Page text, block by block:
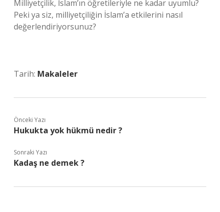
Milliyetçilik, İslam’ın öğretileriyle ne kadar uyumlu?
Peki ya siz, milliyetçiliğin İslam’a etkilerini nasıl
değerlendiriyorsunuz?
Tarih: Makaleler
Önceki Yazı
Hukukta yok hükmü nedir ?
Sonraki Yazı
Kadaş ne demek ?